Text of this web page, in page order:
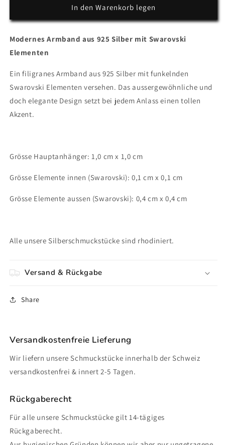
Silberarmband
für
Silberarmband
In den Warenkorb legen
Modernes Armband aus 925 Silber mit Swarovski
Elementen
Ein filigranes Armband aus 925 Silber mit funkelnden
Swarovski Elementen versehen. Das aussergewöhnliche und
doch elegante Design setzt bei jedem Anlass einen tollen
Akzent.
Grösse Hauptanhänger: 1,0 cm x 1,0 cm
Grösse Elemente innen (Swarovski): 0,1 cm x 0,1 cm
Grösse Elemente aussen (Swarovski): 0,4 cm x 0,4 cm
Alle unsere Silberschmuckstücke sind rhodiniert.
Versand & Rückgabe
Share
Versandkostenfreie Lieferung
Wir liefern unsere Schmuckstücke innerhalb der Schweiz
versandkostenfrei & innert 2-5 Tagen.
Rückgaberecht
Für alle unsere Schmuckstücke gilt 14-tägiges
Rückgaberecht.